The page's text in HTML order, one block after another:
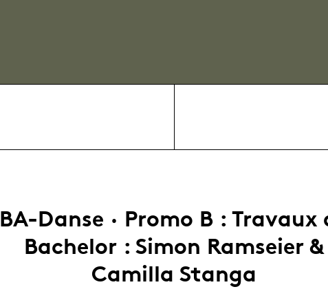
BA-Danse · Promo B : Travaux
Bachelor : Simon Ramseier &
Camilla Stanga